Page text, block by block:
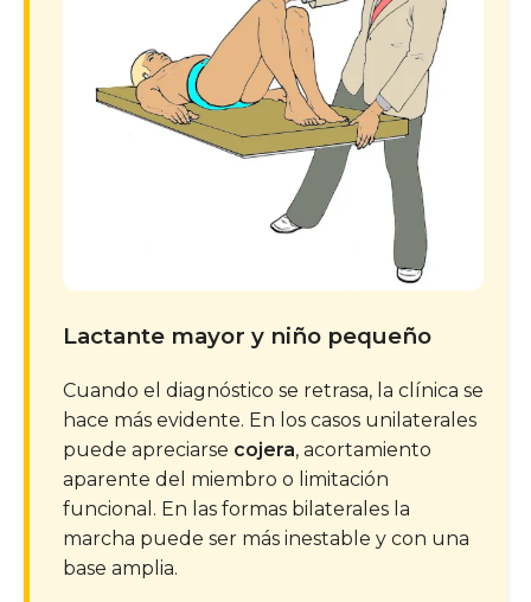
Lactante mayor y niño pequeño
Cuando el diagnóstico se retrasa, la clínica se
hace más evidente. En los casos unilaterales
puede apreciarse cojera, acortamiento
aparente del miembro o limitación
funcional. En las formas bilaterales la
marcha puede ser más inestable y con una
base amplia.